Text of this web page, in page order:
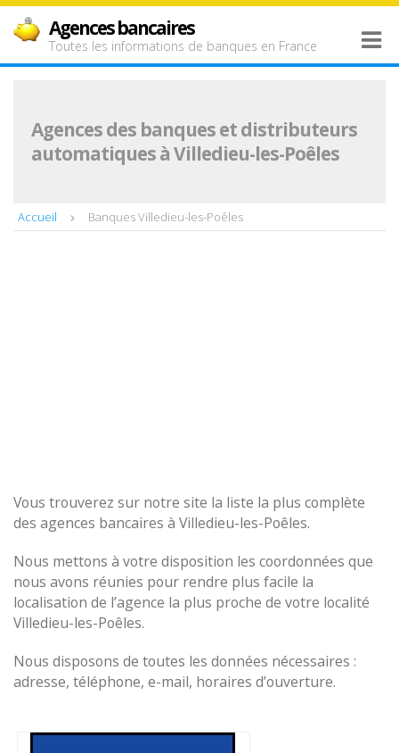
Agences bancaires
Toutes les informations de banques en France
Agences des banques et distributeurs
automatiques à Villedieu-les-Poêles
Accueil Banques Villedieu-les-Poêles
Vous trouverez sur notre site la liste la plus complète
des agences bancaires à Villedieu-les-Poêles.
Nous mettons à votre disposition les coordonnées que
nous avons réunies pour rendre plus facile la
localisation de l’agence la plus proche de votre localité
Villedieu-les-Poêles.
Nous disposons de toutes les données nécessaires :
adresse, téléphone, e-mail, horaires d’ouverture.